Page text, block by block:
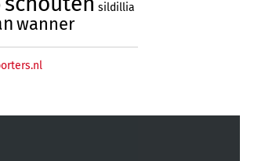
sildillia
wanner